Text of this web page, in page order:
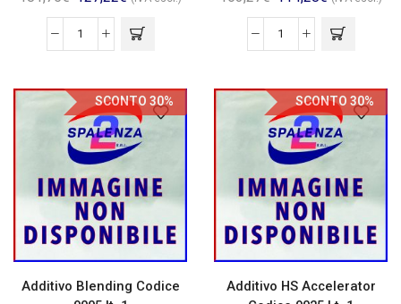
SCONTO 30%
Additivo Blending Codice
SCONTO 30%
Additivo HS Accelerator